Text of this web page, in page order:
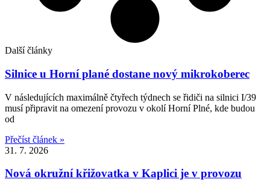
Další články
Silnice u Horní plané dostane nový mikrokoberec
V následujících maximálně čtyřech týdnech se řidiči na silnici I/39
musí připravit na omezení provozu v okolí Horní Plné, kde budou
od
Přečíst článek »
31. 7. 2026
Nová okružní křižovatka v Kaplici je v provozu